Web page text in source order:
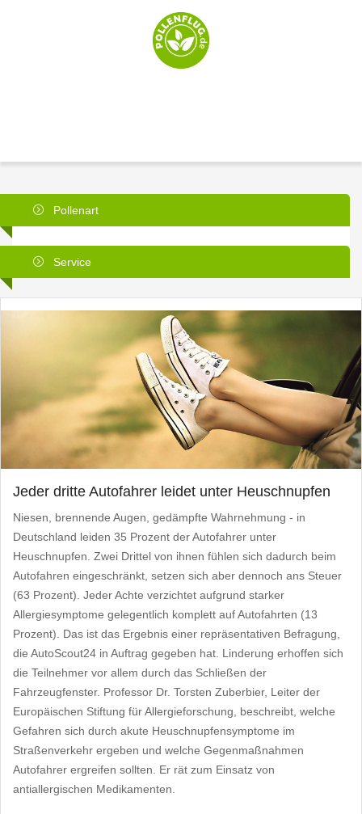
Pollenart
Service
Jeder dritte Autofahrer leidet unter Heuschnupfen
Niesen, brennende Augen, gedämpfte Wahrnehmung - in
Deutschland leiden 35 Prozent der Autofahrer unter
Heuschnupfen. Zwei Drittel von ihnen fühlen sich dadurch beim
Autofahren eingeschränkt, setzen sich aber dennoch ans Steuer
(63 Prozent). Jeder Achte verzichtet aufgrund starker
Allergiesymptome gelegentlich komplett auf Autofahrten (13
Prozent). Das ist das Ergebnis einer repräsentativen Befragung,
die AutoScout24 in Auftrag gegeben hat. Linderung erhoffen sich
die Teilnehmer vor allem durch das Schließen der
Fahrzeugfenster. Professor Dr. Torsten Zuberbier, Leiter der
Europäischen Stiftung für Allergieforschung, beschreibt, welche
Gefahren sich durch akute Heuschnupfensymptome im
Straßenverkehr ergeben und welche Gegenmaßnahmen
Autofahrer ergreifen sollten. Er rät zum Einsatz von
antiallergischen Medikamenten.